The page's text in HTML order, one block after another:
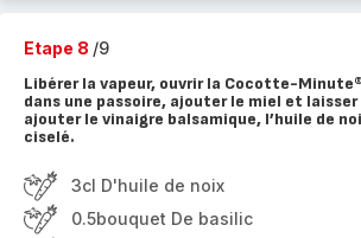
Etape 8 /9
Libérer la vapeur, ouvrir la Cocotte-
dans une passoire, ajouter le miel et
ajouter le vinaigre balsamique, l’huile de
ciselé.
3cl D'huile de noix
0.5bouquet De basilic